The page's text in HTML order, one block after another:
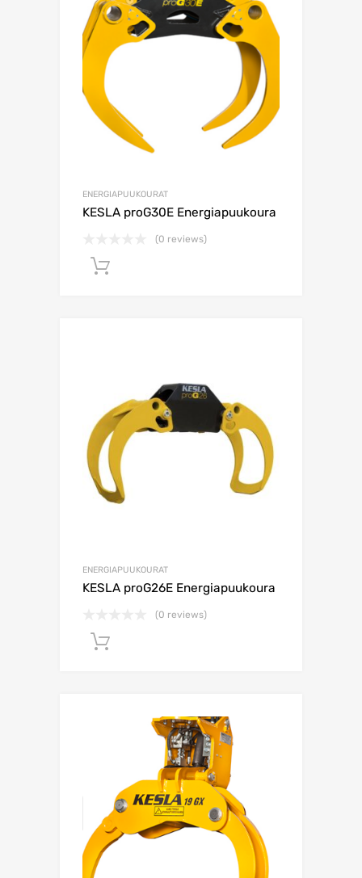
ENERGIAPUUKOURAT
KESLA proG30E Energiapuukoura
(0 reviews)
ENERGIAPUUKOURAT
KESLA proG26E Energiapuukoura
(0 reviews)